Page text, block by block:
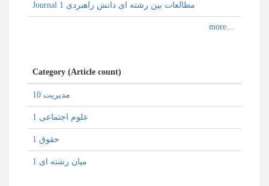
Journal مطالعات بین رشته ای دانش راهبردی 1
Category (Article count)
مدیریت 10
علوم اجتماعی 1
حقوق 1
میان رشته ای 1